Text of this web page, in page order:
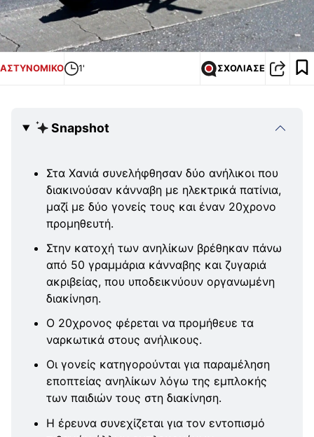
ΑΣΤΥΝΟΜΙΚΟ 1' ΣΧΟΛΙΑΣΕ
Snapshot
Στα Χανιά συνελήφθησαν δύο ανήλικοι που
διακινούσαν κάνναβη με ηλεκτρικά πατίνια,
μαζί με δύο γονείς τους και έναν 20χρονο
προμηθευτή.
Στην κατοχή των ανηλίκων βρέθηκαν πάνω
από 50 γραμμάρια κάνναβης και ζυγαριά
ακριβείας, που υποδεικνύουν οργανωμένη
διακίνηση.
Ο 20χρονος φέρεται να προμήθευε τα
ναρκωτικά στους ανήλικους.
Οι γονείς κατηγορούνται για παραμέληση
εποπτείας ανηλίκων λόγω της εμπλοκής
των παιδιών τους στη διακίνηση.
Η έρευνα συνεχίζεται για τον εντοπισμό